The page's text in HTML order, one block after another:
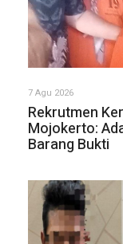
7 Agu 2026
Rekrutmen
Mojokerto:
Barang Bukti